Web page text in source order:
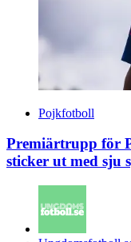
Pojkfotboll
Premiärtrupp för
sticker ut med sju